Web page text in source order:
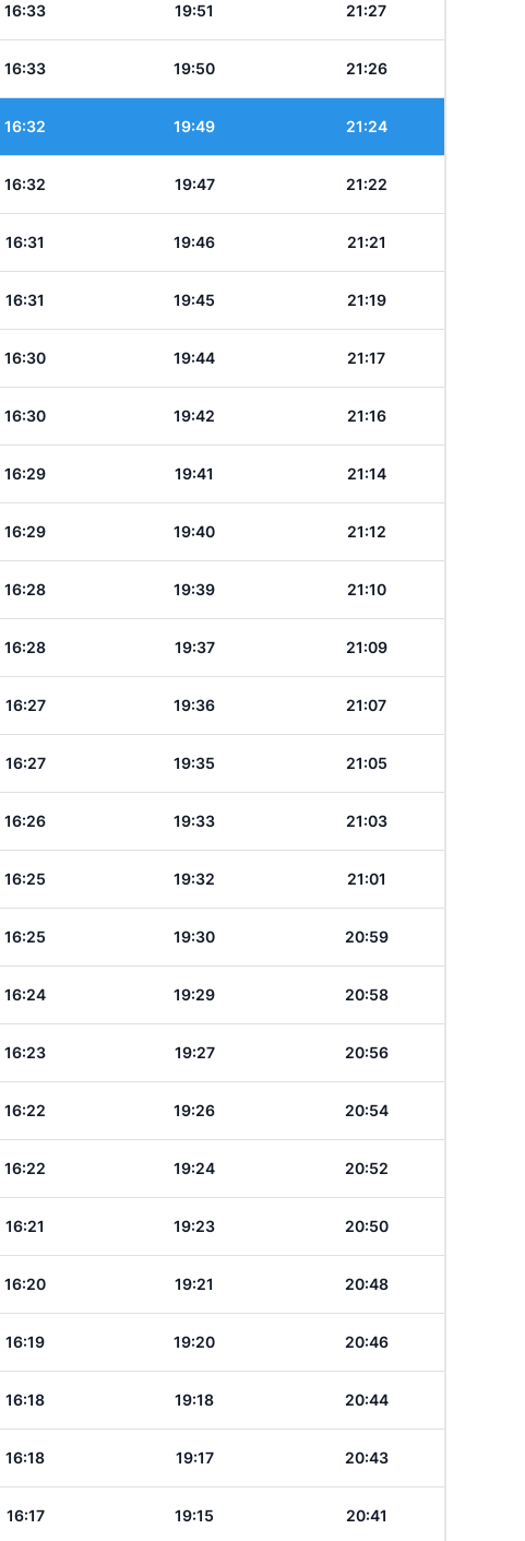
16:33 19:51 21:27
16:33 19:50 21:26
16:32 19:49 21:24
16:32 19:47 21:22
16:31 19:46 21:21
16:31 19:45 21:19
16:30 19:44 21:17
16:30 19:42 21:16
16:29 19:41 21:14
16:29 19:40 21:12
16:28 19:39 21:10
16:28 19:37 21:09
16:27 19:36 21:07
16:27 19:35 21:05
16:26 19:33 21:03
16:25 19:32 21:01
16:25 19:30 20:59
16:24 19:29 20:58
16:23 19:27 20:56
16:22 19:26 20:54
16:22 19:24 20:52
16:21 19:23 20:50
16:20 19:21 20:48
16:19 19:20 20:46
16:18 19:18 20:44
16:18 19:17 20:43
16:17 19:15 20:41